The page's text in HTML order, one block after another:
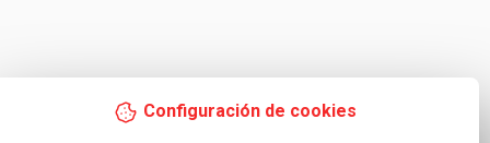
Configuración de cookies